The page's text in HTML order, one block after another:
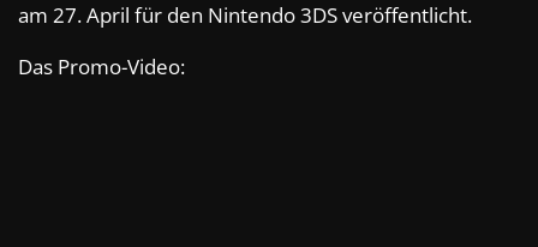
am 27. April für den Nintendo 3DS veröffentlicht.
Das Promo-Video: